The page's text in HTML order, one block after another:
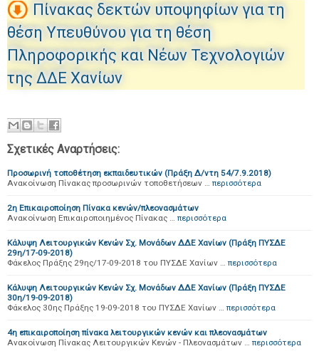
Πίνακας δεκτών υποψηφίων για τη
θέση Υπευθύνου για τη θέση
Πληροφορικής και Νέων Τεχνολογιών
της ΔΔΕ Χανίων
Σχετικές Αναρτήσεις:
Προσωρινή τοποθέτηση εκπαιδευτικών (Πράξη Δ/ντη 54/7.9.2018)
Ανακοίνωση Πίνακας προσωρινών τοποθετήσεων … περισσότερα
2η Επικαιροποίηση Πίνακα κενών/πλεονασμάτων
Ανακοίνωση Επικαιροποιημένος Πίνακας … περισσότερα
Κάλυψη Λειτουργικών Κενών Σχ. Μονάδων ΔΔΕ Χανίων (Πράξη ΠΥΣΔΕ
29η/17-09-2018)
Φάκελος Πράξης 29ης/17-09-2018 του ΠΥΣΔΕ Χανίων … περισσότερα
Κάλυψη Λειτουργικών Κενών Σχ. Μονάδων ΔΔΕ Χανίων (Πράξη ΠΥΣΔΕ
30η/19-09-2018)
Φάκελος 30ης Πράξης 19-09-2018 του ΠΥΣΔΕ Χανίων … περισσότερα
4η επικαιροποίηση πίνακα λειτουργικών κενών και πλεονασμάτων
Ανακοίνωση Πίνακας Λειτουργικών Κενών - Πλεονασμάτων … περισσότερα